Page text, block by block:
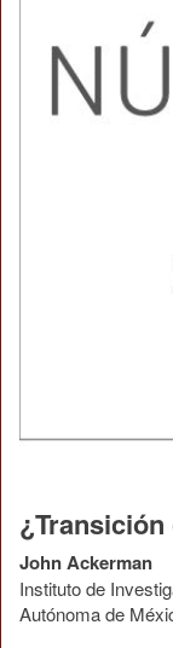
John Ackerman
Instituto de
Autónoma de